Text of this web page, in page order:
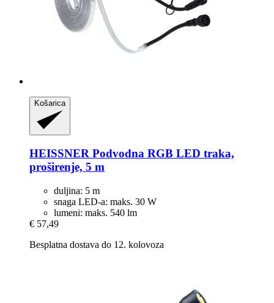
Košarica
HEISSNER Podvodna RGB LED traka,
proširenje, 5 m
duljina: 5 m
snaga LED-a: maks. 30 W
lumeni: maks. 540 lm
€ 57,49
Besplatna dostava do 12. kolovoza